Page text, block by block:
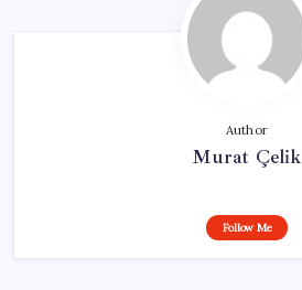
Author
Murat Çelik
Follow Me